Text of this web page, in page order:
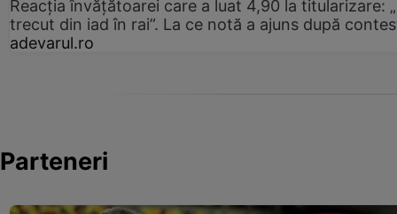
Reacția învățătoarei care a luat 4,90 la titularizare:
trecut din iad în rai”. La ce notă a ajuns după
adevarul.ro
Parteneri